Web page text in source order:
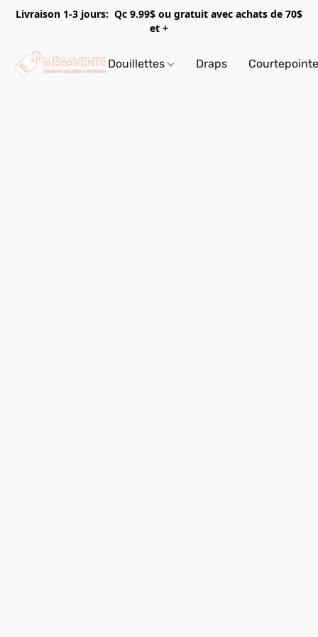
Livraison 1-3 jours: Qc 9.99$ ou gratuit avec achats de 70$
et +
Douillettes Draps